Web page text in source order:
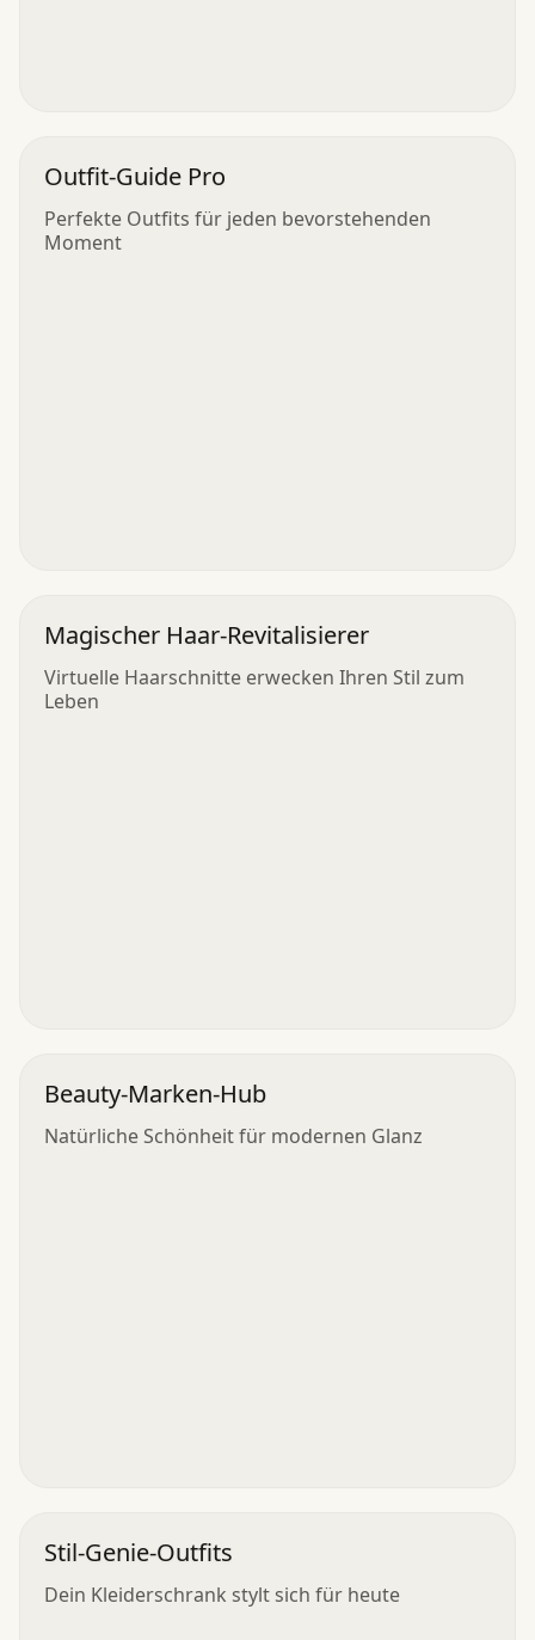
Outfit-Guide Pro
Perfekte Outfits für jeden bevorstehenden
Moment
Magischer Haar-Revitalisierer
Virtuelle Haarschnitte erwecken Ihren Stil zum
Leben
Beauty-Marken-Hub
Natürliche Schönheit für modernen Glanz
Stil-Genie-Outfits
Dein Kleiderschrank stylt sich für heute